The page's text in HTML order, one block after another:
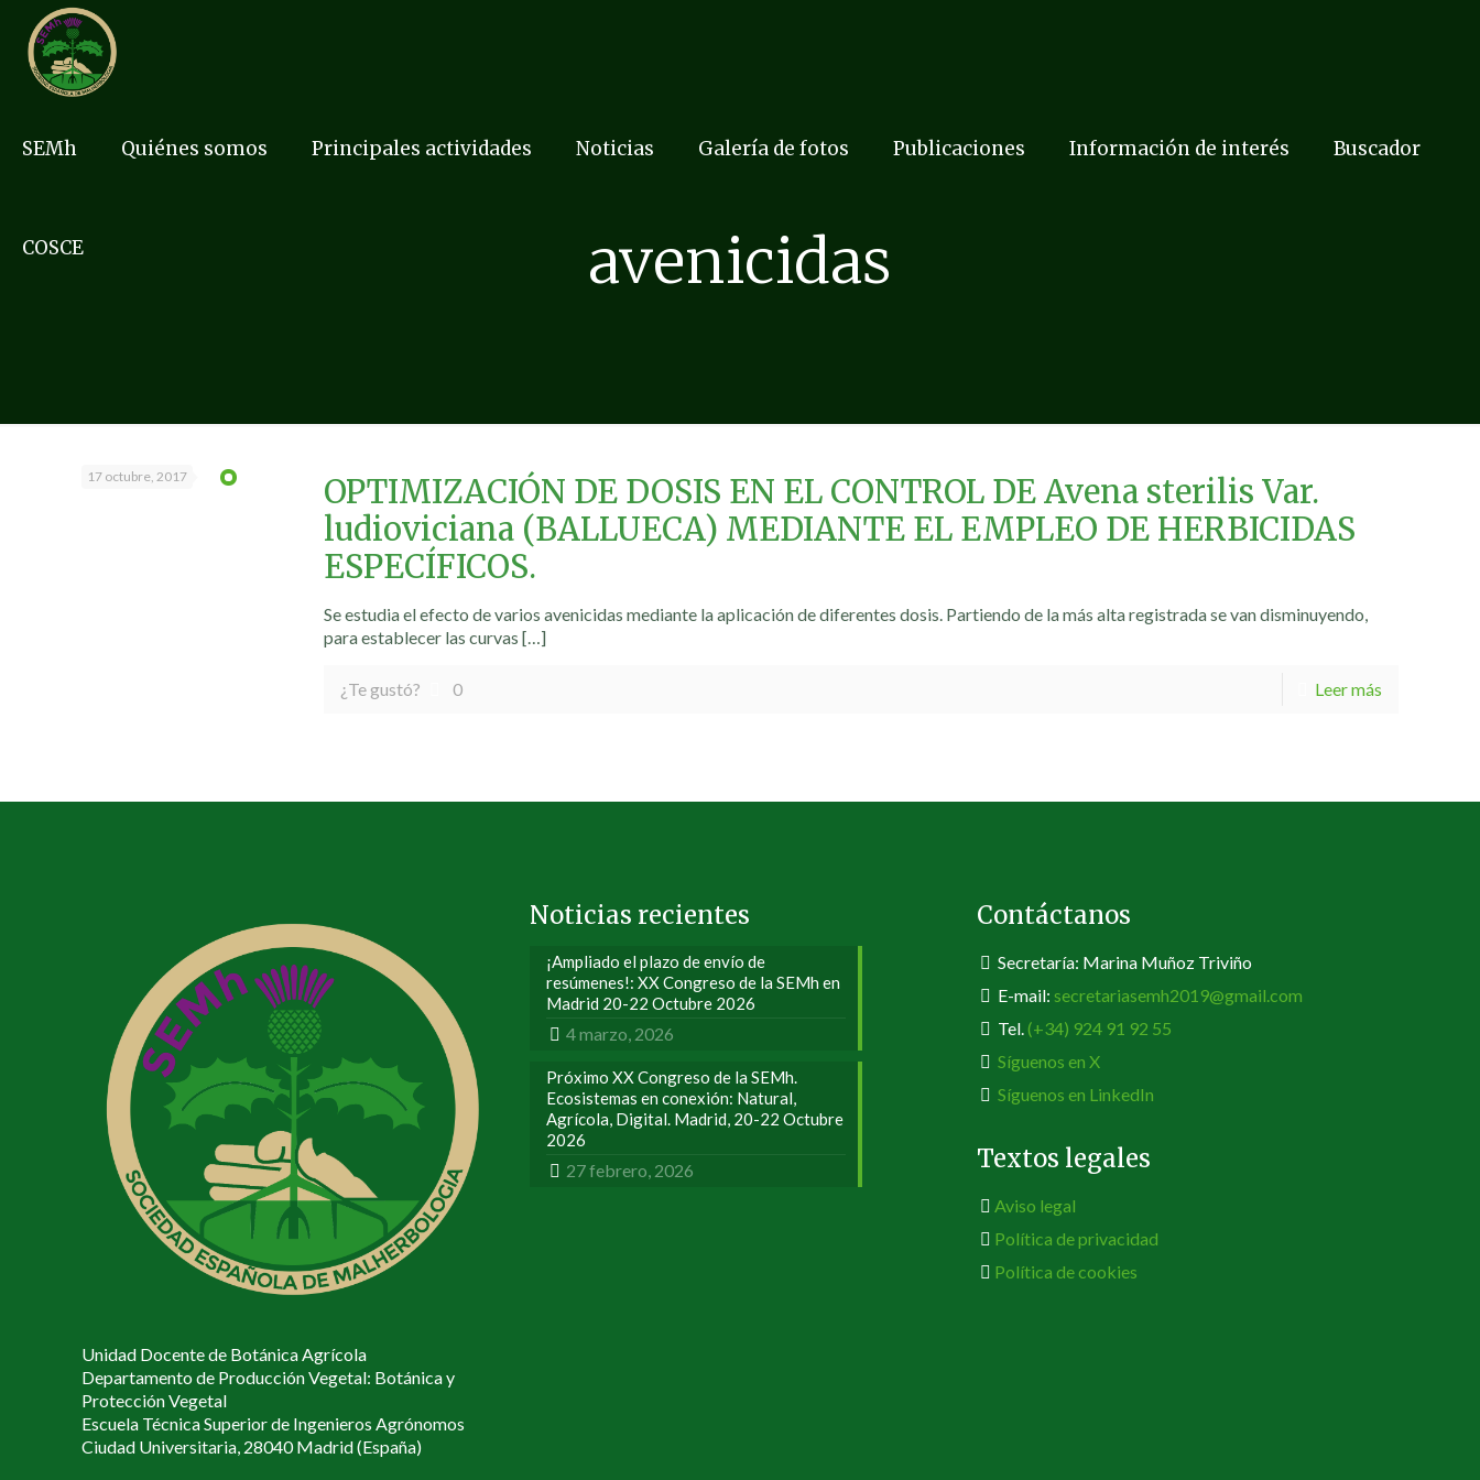
SEMh Quiénes somos Principales actividades Noticias Galería de fotos Publicaciones Información de interés Buscador
COSCE avenicidas
17 octubre, 2017
OPTIMIZACIÓN DE DOSIS EN EL CONTROL DE Avena sterilis Var.
ludioviciana (BALLUECA) MEDIANTE EL EMPLEO DE HERBICIDAS
ESPECÍFICOS.
Se estudia el efecto de varios avenicidas mediante la aplicación de diferentes dosis. Partiendo de la más alta registrada se van disminuyendo,
para establecer las curvas […]
¿Te gustó? 0 Leer más
Unidad Docente de Botánica Agrícola
Departamento de Producción Vegetal: Botánica y
Protección Vegetal
Escuela Técnica Superior de Ingenieros Agrónomos
Ciudad Universitaria, 28040 Madrid (España)
Noticias recientes
¡Ampliado el plazo de envío de
resúmenes!: XX Congreso de la SEMh en
Madrid 20-22 Octubre 2026
4 marzo, 2026
Próximo XX Congreso de la SEMh.
Ecosistemas en conexión: Natural,
Agrícola, Digital. Madrid, 20-22 Octubre
2026
27 febrero, 2026
Contáctanos
Secretaría: Marina Muñoz Triviño
E-mail: secretariasemh2019@gmail.com
Tel. (+34) 924 91 92 55
Síguenos en X
Síguenos en LinkedIn
Textos legales
Aviso legal
Política de privacidad
Política de cookies